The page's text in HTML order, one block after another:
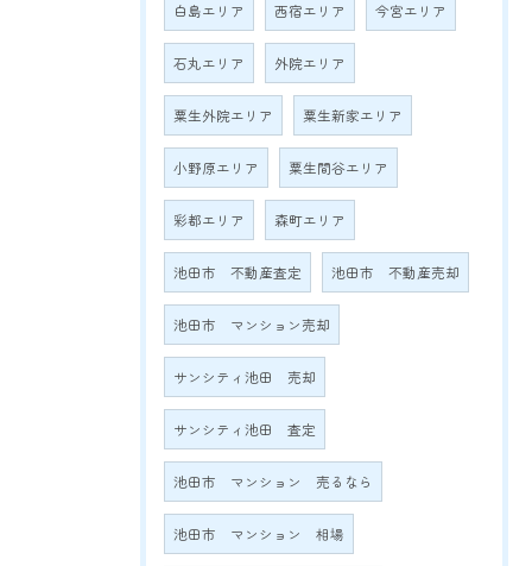
白島エリア 西宿エリア 今宮エリア
石丸エリア 外院エリア
粟生外院エリア 粟生新家エリア
小野原エリア 粟生間谷エリア
彩都エリア 森町エリア
池田市 不動産査定 池田市 不動産売却
池田市 マンション売却
サンシティ池田 売却
サンシティ池田 査定
池田市 マンション 売るなら
池田市 マンション 相場